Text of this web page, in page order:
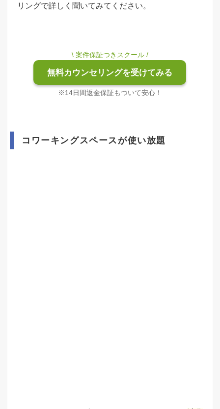
リングで詳しく聞いてみてください。
\ 案件保証つきスクール /
無料カウンセリングを受けてみる
※14日間返金保証もついて安心！
コワーキングスペースが使い放題